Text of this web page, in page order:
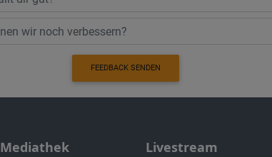
FEEDBACK SENDEN
Mediathek Livestream